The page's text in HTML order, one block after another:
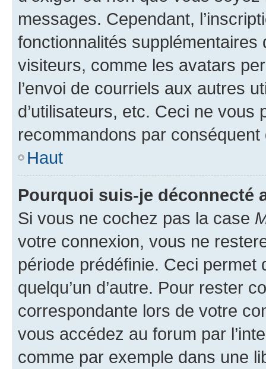
messages. Cependant,
fonctionnalités
visiteurs, comme les avatars
l’envoi de courriels aux autres
d’utilisateurs, etc. Ceci ne vous
recommandons par conséquent
Haut
Pourquoi suis-je déconnecté
Si vous ne cochez pas la case
votre connexion, vous ne
période prédéfinie. Ceci permet
quelqu’un d’autre. Pour rester
correspondante lors de votre
vous accédez au forum par
comme par exemple dans une